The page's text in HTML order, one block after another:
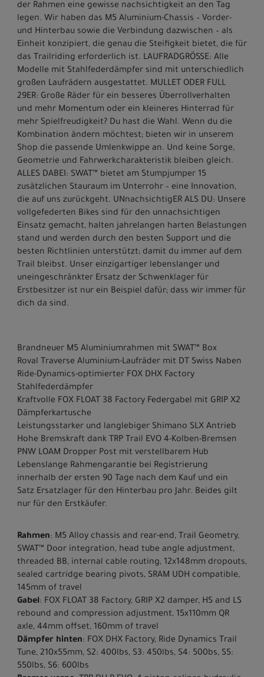
der Rahmen eine gewisse nachsichtigkeit an den Tag
legen. Wir haben das M5 Aluminium-Chassis – Vorder-
und Hinterbau sowie die Verbindung dazwischen – als
Einheit konzipiert, die genau die Steifigkeit bietet, die für
das Trailriding erforderlich ist. LAUFRADGRÖSSE: Alle
Modelle mit Stahlfederdämpfer sind mit unterschiedlich
großen Laufrädern ausgestattet. MULLET ODER FULL
29ER: Große Räder für ein besseres Überrollverhalten
und mehr Momentum oder ein kleineres Hinterrad für
mehr Spielfreudigkeit? Du hast die Wahl. Wenn du die
Kombination ändern möchtest; bieten wir in unserem
Shop die passende Umlenkwippe an. Und keine Sorge,
Geometrie und Fahrwerkcharakteristik bleiben gleich.
ALLES DABEI: SWAT™ bietet am Stumpjumper 15
zusätzlichen Stauraum im Unterrohr – eine Innovation,
die auf uns zurückgeht. UNnachsichtigER ALS DU: Unsere
vollgefederten Bikes sind für den unnachsichtigen
Einsatz gemacht, halten jahrelangen harten Belastungen
stand und werden durch den besten Support und die
besten Richtlinien unterstützt; damit du immer auf dem
Trail bleibst. Unser einzigartiger lebenslanger und
uneingeschränkter Ersatz der Schwenklager für
Erstbesitzer ist nur ein Beispiel dafür; dass wir immer für
dich da sind.
Brandneuer M5 Aluminiumrahmen mit SWAT™ Box
Roval Traverse Aluminium-Laufräder mit DT Swiss Naben
Ride-Dynamics-optimierter FOX DHX Factory
Stahlfederdämpfer
Kraftvolle FOX FLOAT 38 Factory Federgabel mit GRIP X2
Dämpferkartusche
Leistungsstarker und langlebiger Shimano SLX Antrieb
Hohe Bremskraft dank TRP Trail EVO 4-Kolben-Bremsen
PNW LOAM Dropper Post mit verstellbarem Hub
Lebenslange Rahmengarantie bei Registrierung
innerhalb der ersten 90 Tage nach dem Kauf und ein
Satz Ersatzlager für den Hinterbau pro Jahr. Beides gilt
nur für den Erstkäufer.
Rahmen: M5 Alloy chassis and rear-end, Trail Geometry,
SWAT™ Door integration, head tube angle adjustment,
threaded BB, internal cable routing, 12x148mm dropouts,
sealed cartridge bearing pivots, SRAM UDH compatible,
145mm of travel
Gabel: FOX FLOAT 38 Factory, GRIP X2 damper, HS and LS
rebound and compression adjustment, 15x110mm QR
axle, 44mm offset, 160mm of travel
Dämpfer hinten: FOX DHX Factory, Ride Dynamics Trail
Tune, 210x55mm, S2: 400lbs, S3: 450lbs, S4: 500bs, S5:
550lbs, S6: 600lbs